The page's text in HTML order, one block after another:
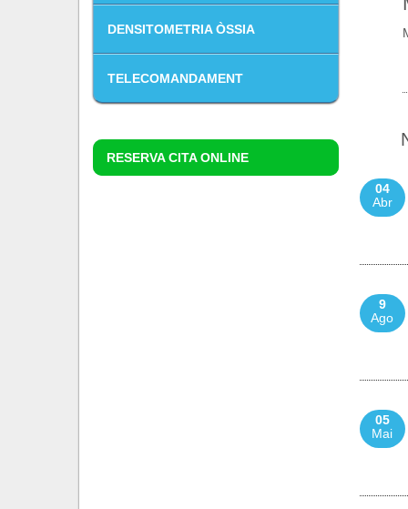
DENSITOMETRIA ÒSSIA
TELECOMANDAMENT
RESERVA CITA ONLINE
04
Abr
9
Ago
05
Mai